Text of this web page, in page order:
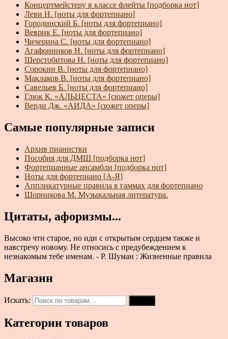
Концертмейстеру в классе флейты [подборка нот]
Леви Н. [ноты для фортепиано]
Городинский Б. [ноты для фортепиано]
Веврик Е. [ноты для фортепиано]
Чичерина С. [ноты для фортепиано]
Агафонников Н. [ноты для фортепиано]
Шерстобитова Н. [ноты для фортепиано]
Сорокин В. [ноты для фортепиано]
Маклаков В. [ноты для фортепиано]
Савельев Б. [ноты для фортепиано]
Глюк К. «АЛЬЦЕСТА» [сюжет оперы]
Верди Дж. «АИДА» [сюжет оперы]
Самые популярные записи
Архив пианистки
Пособия для ДМШ [подборка нот]
Фортепианные ансамбли [подборка нот]
Ноты для фортепиано [А-Я]
Аппликатурные правила в гаммах для фортепиано
Шорникова М. Музыкальная литература.
Цитаты, афоризмы...
Высоко чти старое, но иди с открытым сердцем также и
навстречу новому. Не относись с предубеждением к
незнакомым тебе именам. - Р. Шуман : Жизненные правила
Магазин
Искать:
Категории товаров